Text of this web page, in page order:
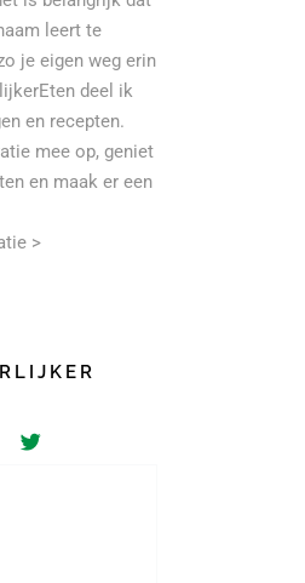
leert te
je eigen weg erin
deel ik
en recepten.
mee op, geniet
en maak er een
>